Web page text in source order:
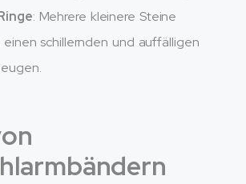
: Mehrere kleinere Steine ​​
schillernden und auffälligen